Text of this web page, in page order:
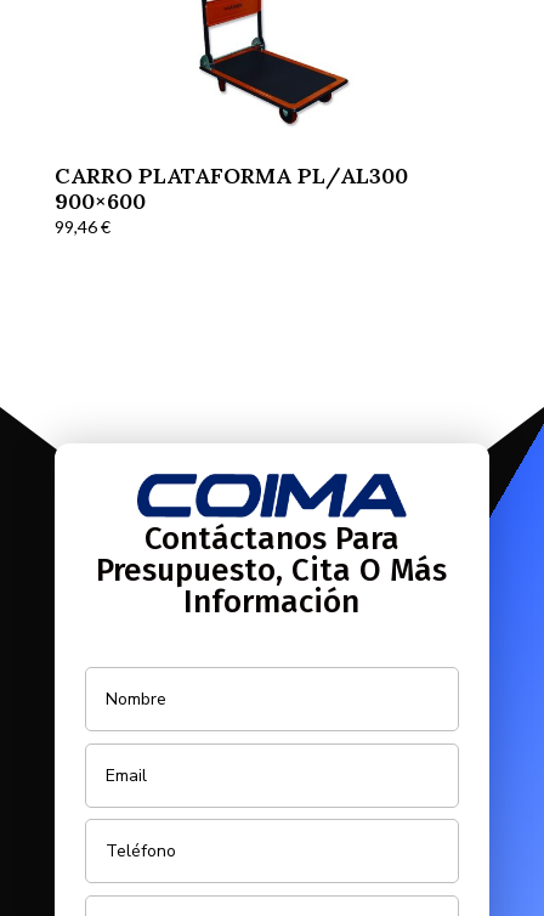
CARRO PLATAFORMA PL/AL300
900×600
99,46€
Contáctanos Para
Presupuesto, Cita O Más
Información